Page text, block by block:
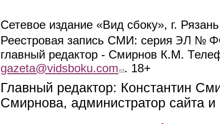
Сетевое издание «Вид сбоку», г.
Реестровая запись СМИ: серия ЭЛ №
главный редактор - Смирнов К.М.
gazeta@vidsboku.com (link sends e-mail)
. 18+
Главный редактор: Константин
Смирнова, администратор сайта